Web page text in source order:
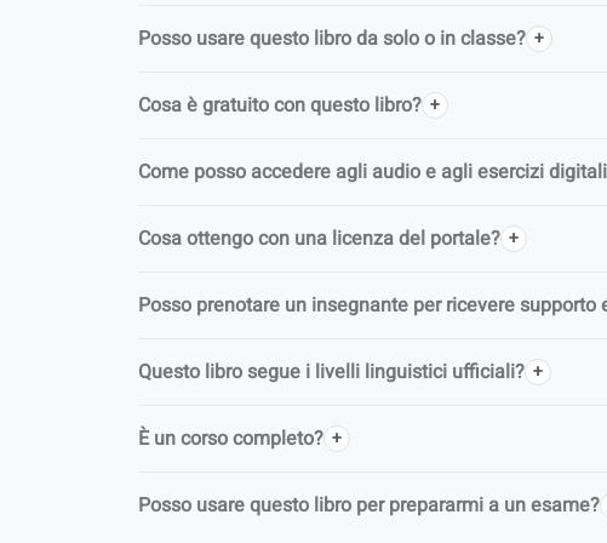
Posso usare questo libro da solo o in classe?
Cosa è gratuito con questo libro?
Come posso accedere agli audio e agli esercizi
Cosa ottengo con una licenza del portale?
Posso prenotare un insegnante per ricevere supporto
Questo libro segue i livelli linguistici ufficiali?
È un corso completo?
Posso usare questo libro per prepararmi a un esame?